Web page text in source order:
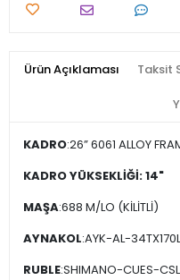
Ürün Açıklaması Taksit
KADRO:26” 6061 ALLOY
KADRO YÜKSEKLİĞİ: 14"
MAŞA:688 M/LO (KİLİTLİ)
AYNAKOL:AYK-AL-
RUBLE:SHIMANO-CUES-